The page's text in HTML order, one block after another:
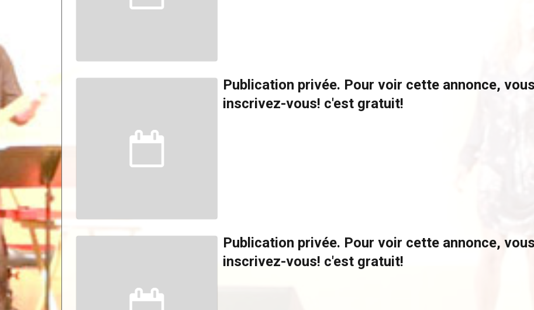
Publication privée. Pour voir cette annonce,
inscrivez-vous! c'est gratuit!
Publication privée. Pour voir cette annonce,
inscrivez-vous! c'est gratuit!